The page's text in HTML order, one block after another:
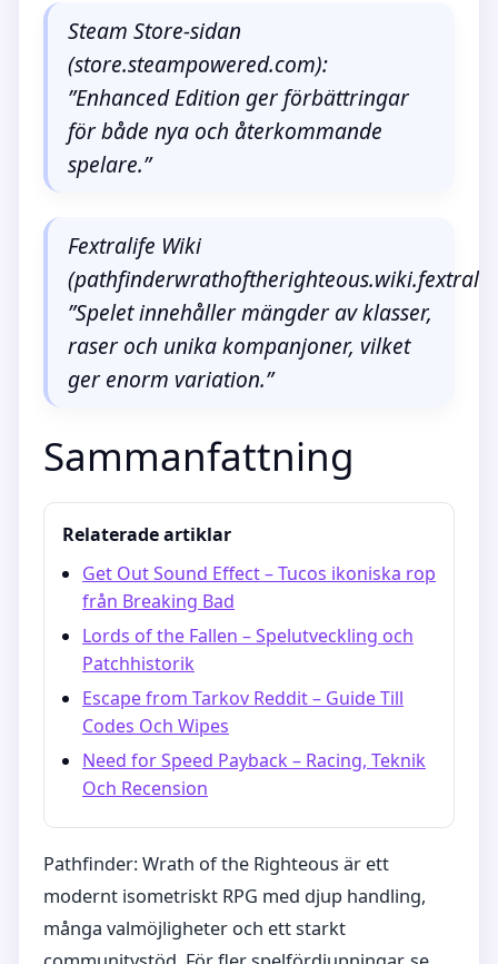
Steam Store-sidan
(store.steampowered.com):
”Enhanced Edition ger förbättringar
för både nya och återkommande
spelare.”
Fextralife Wiki
”Spelet innehåller mängder av klasser,
raser och unika kompanjoner, vilket
ger enorm variation.”
Sammanfattning
Relaterade artiklar
Get Out Sound Effect – Tucos ikoniska rop
från Breaking Bad
Lords of the Fallen – Spelutveckling och
Patchhistorik
Escape from Tarkov Reddit – Guide Till
Codes Och Wipes
Need for Speed Payback – Racing, Teknik
Och Recension
Pathfinder: Wrath of the Righteous är ett
modernt isometriskt RPG med djup handling,
många valmöjligheter och ett starkt